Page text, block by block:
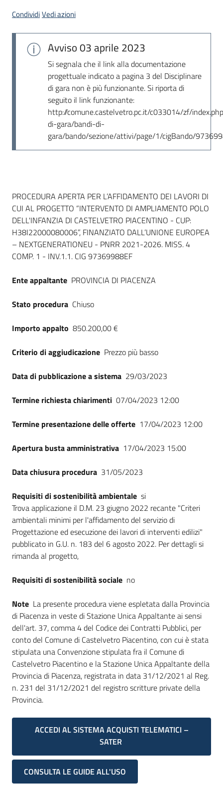
CondividiVedi azioni
Avviso03 aprile 2023
Si segnala che il link alla documentazione
progettuale indicato a pagina 3 del Disciplinare
di gara non è più funzionante. Si riporta di
seguito il link funzionante:
http://comune.castelvetro.pc.it/c033014/zf/
di-gara/bandi-di-
gara/bando/sezione/attivi/page/1/cigBando/
Dati del bando
PROCEDURA APERTA PER L’AFFIDAMENTO DEI LAVORI DI
CUI AL PROGETTO “INTERVENTO DI AMPLIAMENTO POLO
DELL'INFANZIA DI CASTELVETRO PIACENTINO - CUP:
H38I22000080006”, FINANZIATO DALL’UNIONE EUROPEA
– NEXTGENERATIONEU - PNRR 2021-2026. MISS. 4
COMP. 1 - INV.1.1. CIG 97369988EF
Ente appaltante PROVINCIA DI PIACENZA
Stato procedura Chiuso
Importo appalto 850.200,00 €
Criterio di aggiudicazione Prezzo più basso
Data di pubblicazione a sistema 29/03/2023
Termine richiesta chiarimenti 07/04/2023 12:00
Termine presentazione delle offerte 17/04/2023 12:00
Apertura busta amministrativa 17/04/2023 15:00
Data chiusura procedura 31/05/2023
Requisiti di sostenibilità ambientale si
Trova applicazione il D.M. 23 giugno 2022 recante "Criteri
ambientali minimi per l'affidamento del servizio di
Progettazione ed esecuzione dei lavori di interventi edilizi"
pubblicato in G.U. n. 183 del 6 agosto 2022. Per dettagli si
rimanda al progetto,
Requisiti di sostenibilità sociale no
Note La presente procedura viene espletata dalla Provincia
di Piacenza in veste di Stazione Unica Appaltante ai sensi
dell'art. 37, comma 4 del Codice dei Contratti Pubblici, per
conto del Comune di Castelvetro Piacentino, con cui è stata
stipulata una Convenzione stipulata fra il Comune di
Castelvetro Piacentino e la Stazione Unica Appaltante della
Provincia di Piacenza, registrata in data 31/12/2021 al Reg.
n. 231 del 31/12/2021 del registro scritture private della
Provincia.
ACCEDI AL SISTEMA ACQUISTI TELEMATICI –
SATER
CONSULTA LE GUIDE ALL'USO